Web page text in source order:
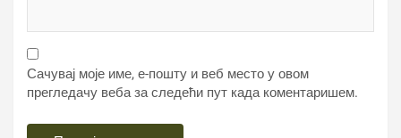
Сачувај моје име, е-пошту и веб место у овом
прегледачу веба за следећи пут када коментаришем.